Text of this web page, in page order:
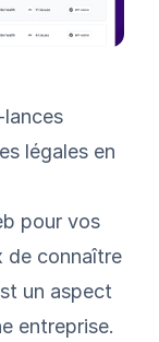
légales en
pour vos
de connaître
un aspect
entreprise.